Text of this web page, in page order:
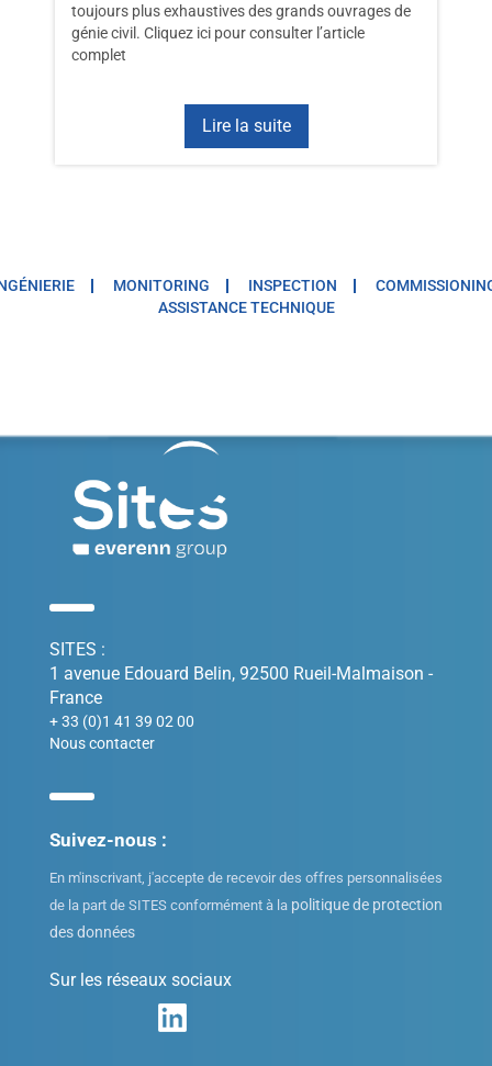
toujours plus exhaustives des grands ouvrages de
génie civil. Cliquez ici pour consulter l’article
complet
Lire la suite
MONITORING INSPECTION
ASSISTANCE TECHNIQUE
SITES :
1 avenue Edouard Belin, 92500 Rueil-Malmaison -
France
+ 33 (0)1 41 39 02 00
Nous contacter
Suivez-nous :
En m'inscrivant, j'accepte de recevoir des offres personnalisées
de la part de SITES conformément à la politique de protection
des données
Sur les réseaux sociaux